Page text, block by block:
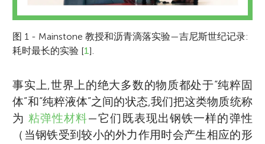
图 1 - Mainstone 教授和沥青滴落实验—吉尼斯世纪记录:
耗时最长的实验 [1].
事实上,世界上的绝大多数的物质都处于“纯粹固
体”和“纯粹液体”之间的状态,我们把这类物质统称
为 粘弹性材料—它们既表现出钢铁一样的弹性
（当钢铁受到较小的外力作用时会产生相应的形